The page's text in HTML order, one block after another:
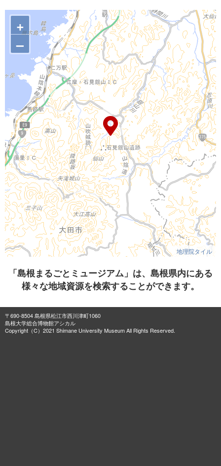
+
–
地理院タイル
「島根まるごとミュージアム」は、島根県内にある
様々な地域資源を検索することができます。
〒690-8504 島根県松江市西川津町1060
島根大学総合博物館アシカル
Copyright（C）2021 Shimane University Museum All Rights Reserved.